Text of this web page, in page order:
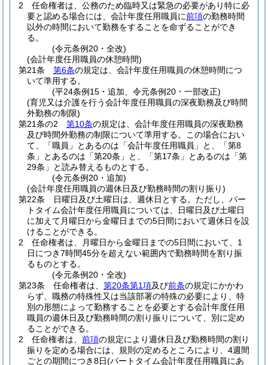
2
任命権者は、公務のため臨時又は緊急の必要があり特に必
要と認める場合には、会計年度任用職員に前項の勤務時間
以外の時間において勤務をすることを命ずることができ
る。
(令元条例20・全改)
(会計年度任用職員の休憩時間)
第21条
第6条の規定は、会計年度任用職員の休憩時間につ
いて準用する。
(平24条例15・追加、令元条例20・一部改正)
(育児又は介護を行う会計年度任用職員の深夜勤務及び時間
外勤務の制限)
第21条の2
第10条の規定は、会計年度任用職員の深夜勤務
及び時間外勤務の制限について準用する。
この場合におい
て、「職員」とあるのは「会計年度任用職員」と、「第8
条」とあるのは「第20条」と、「第17条」とあるのは「第
29条」と読み替えるものとする。
(令元条例20・追加)
(会計年度任用職員の週休日及び勤務時間の割り振り)
第22条
日曜日及び土曜日は、週休日とする。 ただし、パー
トタイム会計年度任用職員については、日曜日及び土曜日
に加えて月曜日から金曜日までの5日間において週休日を設
けることができる。
2
任命権者は、月曜日から金曜日までの5日間において、1
日につき7時間45分を超えない範囲内で勤務時間を割り振
るものとする。
(令元条例20・全改)
第23条
任命権者は、 第20条第1項及び前条の規定にかかわ
らず、職務の特殊性又は当該部署の特殊の必要により、特
別の形態によって勤務することを必要とする会計年度任用
職員の週休日及び勤務時間の割り振りについて、別に定め
ることができる。
2
任命権者は、 前項の規定により週休日及び勤務時間の割り
振りを定める場合には、規則の定めるところにより、4週間
ごとの期間につき8日(パートタイム会計年度任用職員にあ